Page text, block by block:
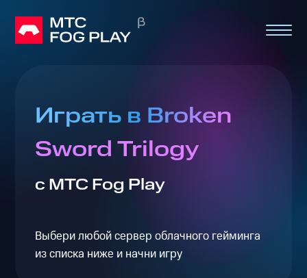
Играть в Broken
Sword Trilogy
с МТС Fog Play
Выбери любой сервер облачного гейминга
из списка ниже и начни игру